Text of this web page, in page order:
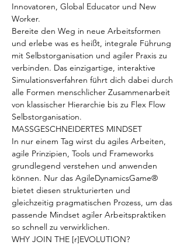
Innovatoren, Global Educator und New
Worker.
Bereite den Weg in neue Arbeitsformen
und erlebe was es heißt, integrale Führung
mit Selbstorganisation und agiler Praxis zu
verbinden. Das einzigartige, interaktive
Simulationsverfahren führt dich dabei durch
alle Formen menschlicher Zusammenarbeit
von klassischer Hierarchie bis zu Flex Flow
Selbstorganisation.
MASSGESCHNEIDERTES MINDSET
In nur einem Tag wirst du agiles Arbeiten,
agile Prinzipien, Tools und Frameworks
grundlegend verstehen und anwenden
können. Nur das AgileDynamicsGame®
bietet diesen strukturierten und
gleichzeitig pragmatischen Prozess, um das
passende Mindset agiler Arbeitspraktiken
so schnell zu verwirklichen.
WHY JOIN THE [r]EVOLUTION?